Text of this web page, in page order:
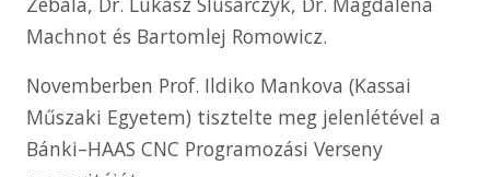
Machnot és Bartomlej Romowicz.
Novemberben Prof. Ildiko Mankova (Kassai
Műszaki Egyetem) tisztelte meg jelenlétével a
Bánki–HAAS CNC Programozási Verseny